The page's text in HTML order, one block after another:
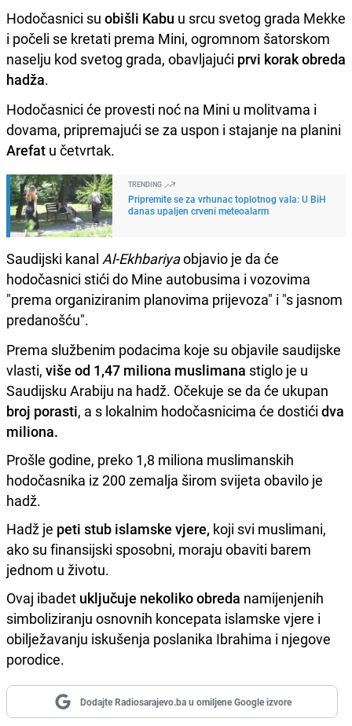
Hodočasnici su obišli Kabu u srcu svetog grada Mekke
i počeli se kretati prema Mini, ogromnom šatorskom
naselju kod svetog grada, obavljajući prvi korak obreda
hadža.
Hodočasnici će provesti noć na Mini u molitvama i
dovama, pripremajući se za uspon i stajanje na planini
Arefat u četvrtak.
TRENDING
Pripremite se za vrhunac toplotnog vala: U BiH
danas upaljen crveni meteoalarm
Saudijski kanal Al-Ekhbariyaobjavio je da će
hodočasnici stići do Mine autobusima i vozovima
"prema organiziranim planovima prijevoza" i "s jasnom
predanošću".
Prema službenim podacima koje su objavile saudijske
vlasti, više od 1,47 miliona muslimana stiglo je u
Saudijsku Arabiju na hadž. Očekuje se da će ukupan
broj porasti, a s lokalnim hodočasnicima će dostići dva
miliona.
Prošle godine, preko 1,8 miliona muslimanskih
hodočasnika iz 200 zemalja širom svijeta obavilo je
hadž.
Hadž je peti stub islamske vjere, koji svi muslimani,
ako su finansijski sposobni, moraju obaviti barem
jednom u životu.
Ovaj ibadet uključuje nekoliko obreda namijenjenih
simboliziranju osnovnih koncepata islamske vjere i
obilježavanju iskušenja poslanika Ibrahima i njegove
porodice.
Dodajte Radiosarajevo.ba u omiljene Google izvore